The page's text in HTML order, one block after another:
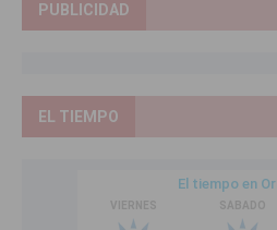
PUBLICIDAD
EL TIEMPO